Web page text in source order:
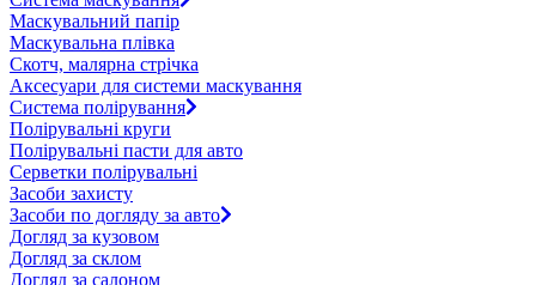
Маскувальний папір
Маскувальна плівка
Скотч, малярна стрічка
Аксесуари для системи маскування
Система полірування
Полірувальні круги
Полірувальні пасти для авто
Серветки полірувальні
Засоби захисту
Засоби по догляду за авто
Догляд за кузовом
Догляд за склом
Догляд за салоном